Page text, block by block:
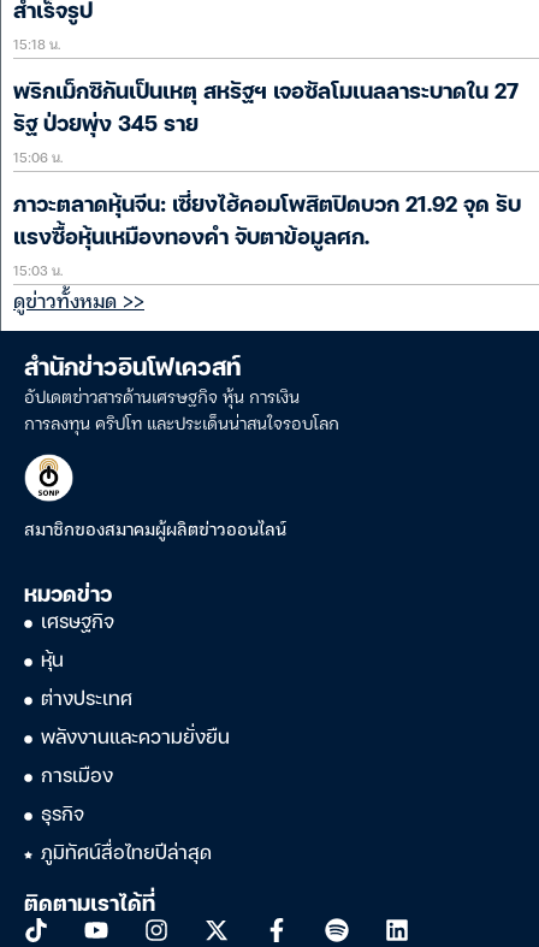
สำเร็จรูป
15:18 น.
พริกเม็กซิกันเป็นเหตุ สหรัฐฯ เจอซัลโมเนลลาระบาดใน 27
รัฐ ป่วยพุ่ง 345 ราย
15:06 น.
ภาวะตลาดหุ้นจีน: เซี่ยงไฮ้คอมโพสิตปิดบวก 21.92 จุด รับ
แรงซื้อหุ้นเหมืองทองคำ จับตาข้อมูลศก.
15:03 น.
ดูข่าวทั้งหมด >>
สำนักข่าวอินโฟเควสท์
อัปเดตข่าวสารด้านเศรษฐกิจ หุ้น การเงิน
การลงทุน คริปโท และประเด็นน่าสนใจรอบโลก
สมาชิกของสมาคมผู้ผลิตข่าวออนไลน์
หมวดข่าว
เศรษฐกิจ
หุ้น
ต่างประเทศ
พลังงานและความยั่งยืน
การเมือง
ธุรกิจ
ภูมิทัศน์สื่อไทยปีล่าสุด
ติดตามเราได้ที่